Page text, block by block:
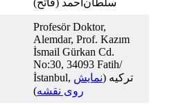
Profesör Doktor,
Alemdar, Prof. Kazım
İsmail Gürkan Cd.
No:30, 34093 Fatih/
İstanbul, ترکیه (نمایش
روی نقشه)